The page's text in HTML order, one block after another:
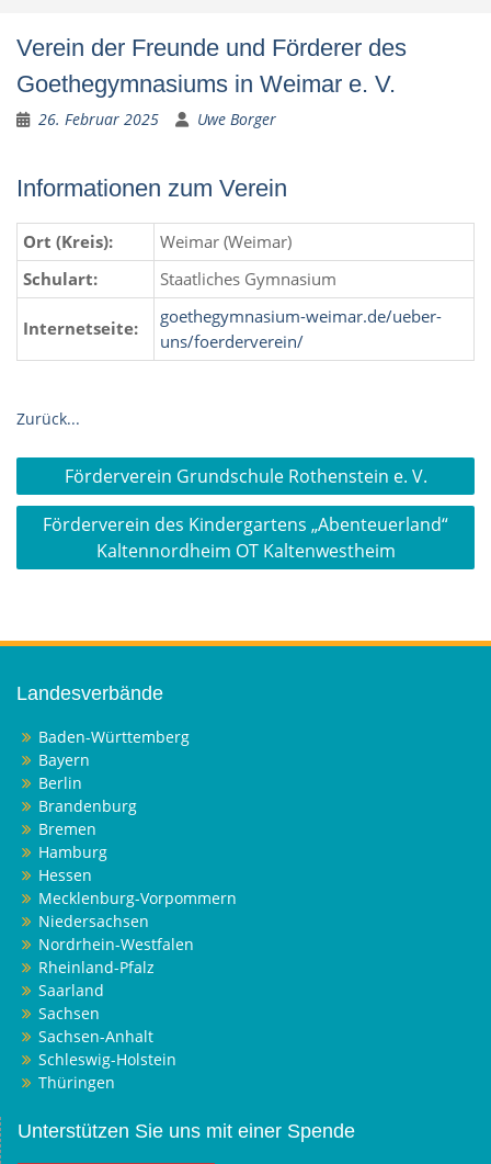
Verein der Freunde und Förderer des
Goethegymnasiums in Weimar e. V.
26. Februar 2025 Uwe Borger
Informationen zum Verein
Ort (Kreis):
Weimar (Weimar)
Schulart:
Staatliches Gymnasium
Internetseite:
goethegymnasium-weimar.de/ueber-
uns/foerderverein/
Zurück...
Beitragsnavigation
Förderverein Grundschule Rothenstein e. V.
Förderverein des Kindergartens „Abenteuerland“
Kaltennordheim OT Kaltenwestheim
Landesverbände
Baden-Württemberg
Bayern
Berlin
Brandenburg
Bremen
Hamburg
Hessen
Mecklenburg-Vorpommern
Niedersachsen
Nordrhein-Westfalen
Rheinland-Pfalz
Saarland
Sachsen
Sachsen-Anhalt
Schleswig-Holstein
Thüringen
Unterstützen Sie uns mit einer Spende